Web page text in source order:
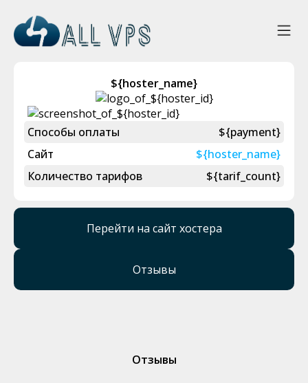
${hoster_name}
Способы оплаты
${payment}
Сайт
${hoster_name}
Количество тарифов
${tarif_count}
Перейти на сайт хостера
Отзывы
Отзывы